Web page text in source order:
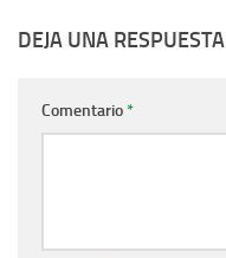
DEJA UNA RESPUESTA
Comentario*